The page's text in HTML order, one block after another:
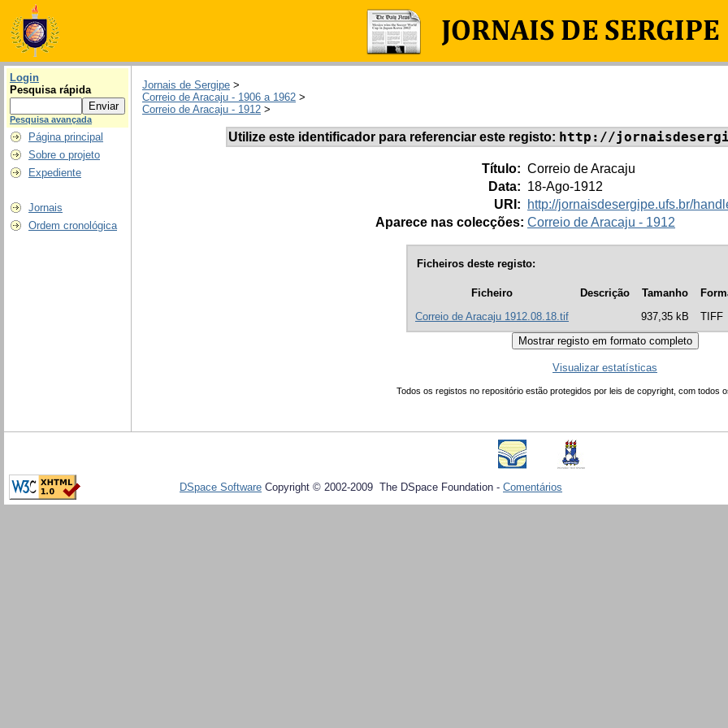
Login
Pesquisa rápida
Pesquisa avançada
Página principal
Sobre o projeto
Expediente
Jornais
Ordem cronológica
Jornais de Sergipe >
Correio de Aracaju - 1906 a 1962 >
Correio de Aracaju - 1912 >
Utilize este identificador para referenciar este registo: http://
Título: Correio de Aracaju
Data: 18-Ago-1912
URI:
http://jornaisdesergipe.ufs.br/
Aparece nas colecções: Correio de Aracaju - 1912
Ficheiros deste registo:
Ficheiro Descrição Tamanho
Correio de Aracaju 1912.08.18.tif
937,35 kB TIFF
Visualizar estatísticas
Todos os registos no repositório estão protegidos por leis de copyright, com todos
DSpace Software Copyright © 2002-2009 The DSpace Foundation - Comentários